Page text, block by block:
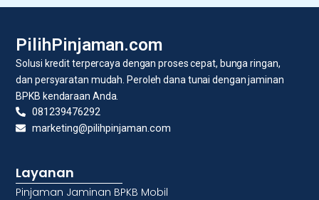
PilihPinjaman.com
Solusi kredit terpercaya dengan proses cepat, bunga ringan,
dan persyaratan mudah. Peroleh dana tunai dengan jaminan
BPKB kendaraan Anda.
081239476292
marketing@pilihpinjaman.com
Layanan
Pinjaman Jaminan BPKB Mobil